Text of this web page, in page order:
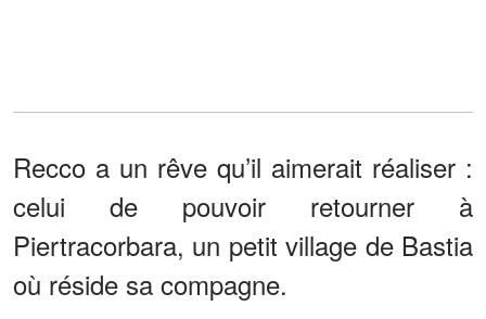
Recco a un rêve qu’il aimerait réaliser :
celui de pouvoir retourner à
Piertracorbara, un petit village de Bastia
où réside sa compagne.